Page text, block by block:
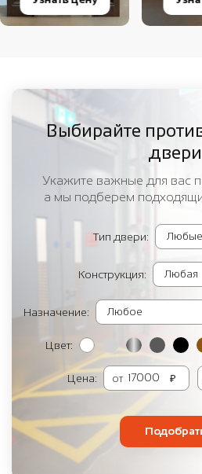
Выбирайте
двери
Укажите важные для вас
а мы подберем
Тип двери:
Конструкция:
Назначение:
Цвет:
Цена: от ₽